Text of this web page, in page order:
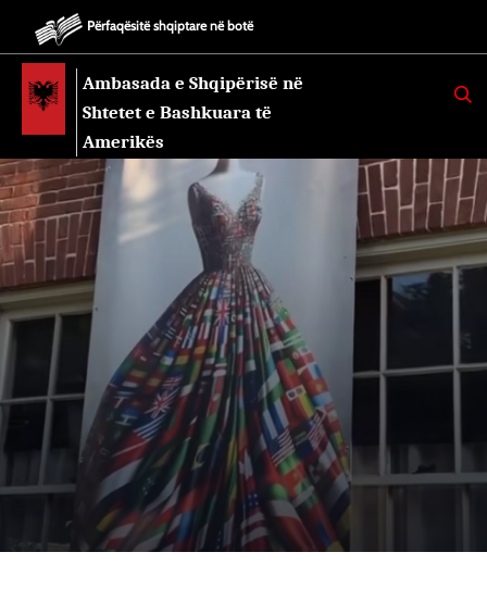
Përfaqësitë shqiptare në botë
Ambasada e Shqipërisë në
Shtetet e Bashkuara të
Amerikës
K
E